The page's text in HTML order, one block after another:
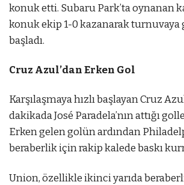
konuk etti. Subaru Park’ta oynanan
konuk ekip 1-0 kazanarak turnuvaya
başladı.
Cruz Azul’dan Erken Gol
Karşılaşmaya hızlı başlayan Cruz
dakikada José Paradela’nın attığı
Erken gelen golün ardından
beraberlik için rakip kalede baskı
Union, özellikle ikinci yarıda